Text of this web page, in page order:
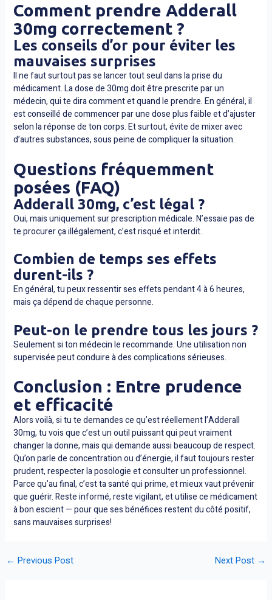
Comment prendre Adderall
30mg correctement ?
Les conseils d’or pour éviter les
mauvaises surprises
Il ne faut surtout pas se lancer tout seul dans la prise du
médicament. La dose de 30mg doit être prescrite par un
médecin, qui te dira comment et quand le prendre. En général, il
est conseillé de commencer par une dose plus faible et d’ajuster
selon la réponse de ton corps. Et surtout, évite de mixer avec
d’autres substances, sous peine de compliquer la situation.
Questions fréquemment
posées (FAQ)
Adderall 30mg, c’est légal ?
Oui, mais uniquement sur prescription médicale. N’essaie pas de
te procurer ça illégalement, c’est risqué et interdit.
Combien de temps ses effets
durent-ils ?
En général, tu peux ressentir ses effets pendant 4 à 6 heures,
mais ça dépend de chaque personne.
Peut-on le prendre tous les jours ?
Seulement si ton médecin le recommande. Une utilisation non
supervisée peut conduire à des complications sérieuses.
Conclusion : Entre prudence
et efficacité
Alors voilà, si tu te demandes ce qu’est réellement l’Adderall
30mg, tu vois que c’est un outil puissant qui peut vraiment
changer la donne, mais qui demande aussi beaucoup de respect.
Qu’on parle de concentration ou d’énergie, il faut toujours rester
prudent, respecter la posologie et consulter un professionnel.
Parce qu’au final, c’est ta santé qui prime, et mieux vaut prévenir
que guérir. Reste informé, reste vigilant, et utilise ce médicament
à bon escient — pour que ses bénéfices restent du côté positif,
sans mauvaises surprises!
← Previous Post Next Post →